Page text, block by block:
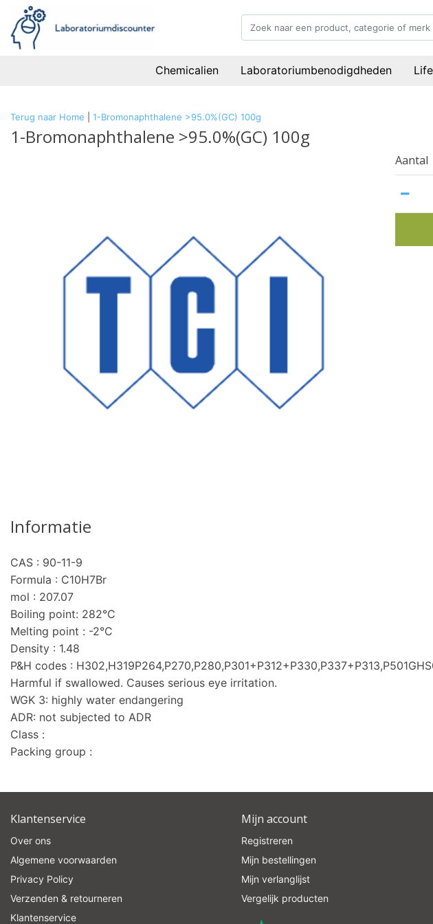
Chemicalien Laboratoriumbenodigdheden
Terug naar Home 1-Bromonaphthalene >95.0%(GC) 100g
1-Bromonaphthalene >95.0%(GC) 100g
Aantal
Informatie
CAS : 90-11-9
Formula : C10H7Br
mol : 207.07
Boiling point: 282°C
Melting point : -2°C
Density : 1.48
P&H codes :
Harmful if swallowed. Causes serious eye irritation.
WGK 3: highly water endangering
ADR: not subjected to ADR
Class :
Packing group :
Klantenservice
Over ons
Algemene voorwaarden
Privacy Policy
Verzenden & retourneren
Klantenservice
Mijn account
Registreren
Mijn bestellingen
Mijn verlanglijst
Vergelijk producten